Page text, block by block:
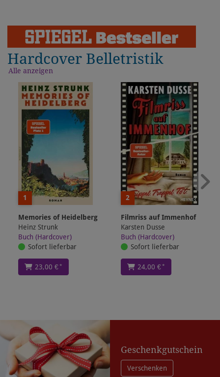
Hardcover Belletristik
Alle anzeigen
1
Memories of Heidelberg
Heinz Strunk
Buch (Hardcover)
Sofort lieferbar
23,00 €*
2
Filmriss auf Immenhof
Karsten Dusse
Buch (Hardcover)
Sofort lieferbar
24,00 €*
Geschenkgutschein
Verschenken